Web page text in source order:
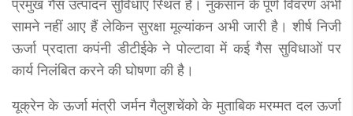
प्रमुख गैस उत्पादन सुविधाएं स्थित हैं। नुकसान के पूर्ण विवरण अभी
सामने नहीं आए हैं लेकिन सुरक्षा मूल्यांकन अभी जारी है। शीर्ष निजी
ऊर्जा प्रदाता कपंनी डीटीईके ने पोल्टावा में कई गैस सुविधाओं पर
कार्य निलंबित करने की घोषणा की है।
यूक्रेन के ऊर्जा मंत्री जर्मन गैलुशचेंको के मुताबिक मरम्मत दल ऊर्जा